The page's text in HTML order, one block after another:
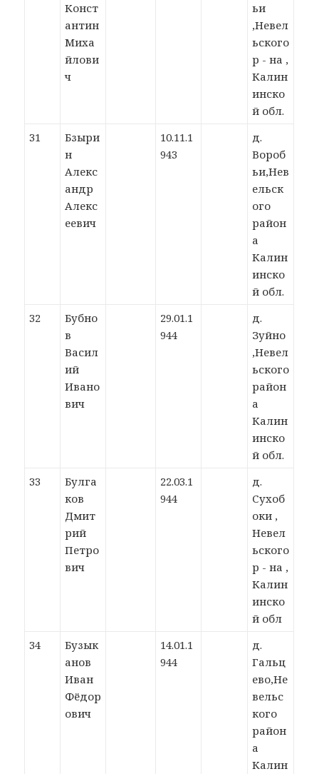
Конст
антин
Миха
йлови
ч
ьи
,Невел
ьского
р - на ,
Калин
инско
й обл.
31
Бзыри
н
Алекс
андр
Алекс
еевич
10.11.1
943
д.
Вороб
ьи,Нев
ельск
ого
район
а
Калин
инско
й обл.
32
Бубно
в
Васил
ий
Ивано
вич
29.01.1
944
д.
Зуйно
,Невел
ьского
район
а
Калин
инско
й обл.
33
Булга
ков
Дмит
рий
Петро
вич
22.03.1
944
д.
Сухоб
оки ,
Невел
ьского
р - на ,
Калин
инско
й обл
34
Бузык
анов
Иван
Фёдор
ович
14.01.1
944
д.
Гальц
ево,Не
вельс
кого
район
а
Калин